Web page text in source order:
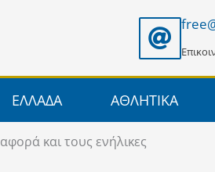
ΕΛΛΑΔΑ ΑΘΛΗΤΙΚΑ
και τους ενήλικες